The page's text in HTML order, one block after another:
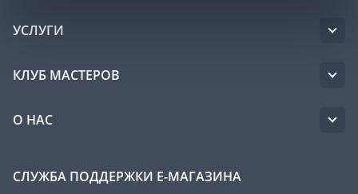
УСЛУГИ
КЛУБ МАСТЕРОВ
О НАС
СЛУЖБА ПОДДЕРЖКИ Е-МАГАЗИНА